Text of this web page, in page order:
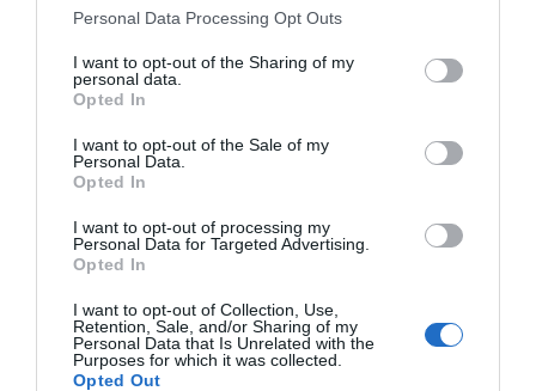
Please note that this website/app uses one or more Google
not limited to your visit or usage behaviour. You may click to
grant or deny consent to Google and its third-party tags to
use your data for below specified purposes in below Google
consent section.
Personal Data Processing Opt Outs
I want to opt-out of the Sharing of my
personal data.
Opted In
I want to opt-out of the Sale of my
Personal Data.
Opted In
I want to opt-out of processing my
Personal Data for Targeted Advertising.
Opted In
I want to opt-out of Collection, Use,
Retention, Sale, and/or Sharing of my
Personal Data that Is Unrelated with the
Purposes for which it was collected.
Opted Out
Ona je dodala da jedna banana daje energiju za sat vremena
sadržaj kalorija u banani će se povećati pet puta.
nikako ne smiju da se kombinuju sa nekim drugim proizvodima, a
jedino kombinovanje moguće je sa kefirom, pavlakom, svježim
sirom, mlijekom ili jabukom.Ona također navodi i da se, ako jedete
banane na prazan želudac, količina magnezijuma u krvi znatno
povećava, što može da bude štetno za srce. prenosi hayat.ba